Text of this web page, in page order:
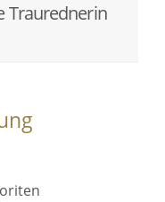
Traurednerin